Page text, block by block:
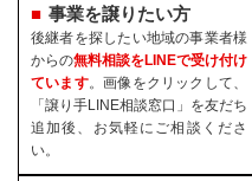
事業を譲りたい方
後継者を探したい地域の事業者様
からの無料相談をLINEで受け付け
ています。画像をクリックして、
「譲り手LINE相談窓口」を友だち
追加後、お気軽にご相談くださ
い。